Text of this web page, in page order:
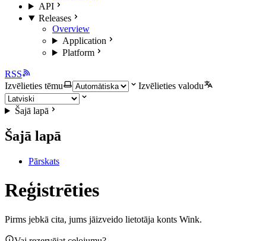
API
Releases
Overview
Application
Platform
RSS
Izvēlieties tēmu
Izvēlieties valodu
Šajā lapā
Šajā lapā
Pārskats
Reģistrēties
Pirms jebkā cita, jums jāizveido lietotāja konts Wink.